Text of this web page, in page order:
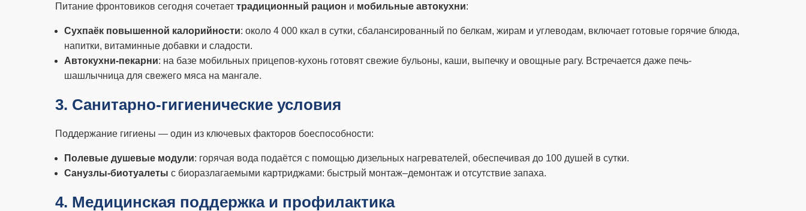
Питание фронтовиков сегодня сочетает традиционный рацион и мобильные автокухни:
Сухпаёк повышенной калорийности: около 4 000 ккал в сутки, сбалансированный по белкам, жирам и углеводам, включает готовые горячие блюда,
напитки, витаминные добавки и сладости.
Автокухни-пекарни: на базе мобильных прицепов-кухонь готовят свежие бульоны, каши, выпечку и овощные рагу. Встречается даже печь-
шашлычница для свежего мяса на мангале.
3. Санитарно-гигиенические условия
Поддержание гигиены — один из ключевых факторов боеспособности:
Полевые душевые модули: горячая вода подаётся с помощью дизельных нагревателей, обеспечивая до 100 душей в сутки.
Санузлы-биотуалеты с биоразлагаемыми картриджами: быстрый монтаж–демонтаж и отсутствие запаха.
4. Медицинская поддержка и профилактика